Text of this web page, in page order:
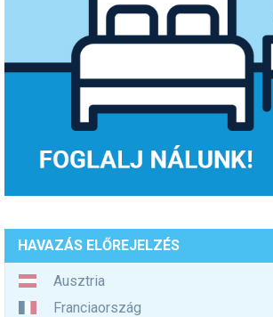
HAVAZÁS ELŐREJELZÉS
Ausztria
Franciaország